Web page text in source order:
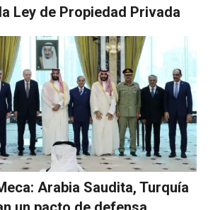
Ley de Propiedad Privada
Arabia Saudita, Turquía